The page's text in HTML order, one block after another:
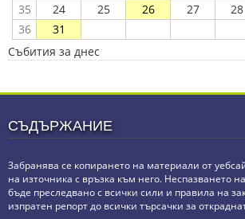
35
24 25 26 27 28
36
31
Събития за днес
СЪДЪРЖАНИЕ
Забранява се копирането на материали от
на източника с връзка към него. Неспазването
бъде преследвано с всички сили и правила на
изпратен репорт до всички търсачки за